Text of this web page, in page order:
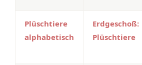
Plüschtiere
alphabetisch
Erdgeschoß:
Plüschtiere